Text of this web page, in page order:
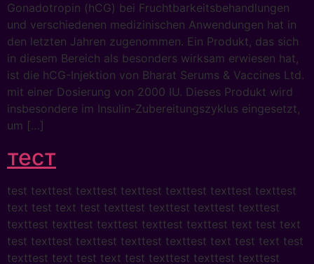
Gonadotropin (hCG) bei Fruchtbarkeitsbehandlungen
und verschiedenen medizinischen Anwendungen hat in
den letzten Jahren zugenommen. Ein Produkt, das sich
in diesem Bereich als besonders wirksam erwiesen hat,
ist die hCG-Injektion von Bharat Serums & Vaccines Ltd.
mit einer Dosierung von 2000 IU. Dieses Produkt wird
insbesondere im Insulin-Zubereitungszyklus eingesetzt,
um […]
тест
test texttest texttest texttest texttest texttest texttest
text test text test texttest texttest texttest texttest
texttest texttest texttest texttest texttest text test text
test texttest texttest texttest texttest text test text test
texttest text test text test texttest texttest texttest